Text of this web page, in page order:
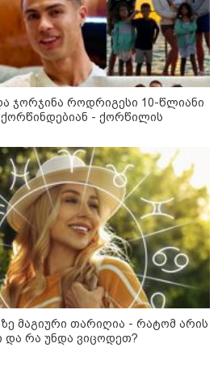
"ბავშვობიდან ასე ვარ..
ფანატიკურად ვარ შეყვარებული
საქართველოზე" - გაიცანით
მარტინ გუიმჯიანი, ქართულ
ენასა და საქართველოზე
შეყვარებული სომეხი ბიჭი
23:15 / 07-08-2026
ამოუცნობი ანომალიური
ადმინისტრაციამ “UFO”- ს
ფაილების მორიგი პაკეტი
გამოაქვეყნა
22:30 / 07-08-2026
ინტერნეტში ამაღელვებელი
კადრები ვრცელდება - როგორ
გადაარჩინა 56 წლის კაცმა
ბავშვები აბობოქრებულ ზღვაში
დახრჩობას
სიახლე
ჯორჯინა როდრიგესი 10-წლიანი
- ქორწილის
მაგიური თარიღია - რატომ არის
და რა უნდა ვიცოდეთ?